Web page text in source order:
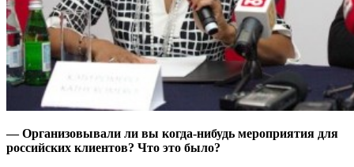
— Организовывали ли вы когда-нибудь мероприятия для
российских клиентов? Что это было?